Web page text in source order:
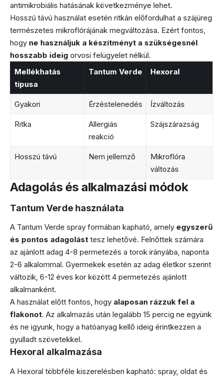
antimikrobiális hatásának következménye lehet.
Hosszú távú használat esetén ritkán előfordulhat a szájüreg
természetes mikroflórájának megváltozása. Ezért fontos,
hogy ne használjuk a készítményt a szükségesnél
hosszabb ideig orvosi felügyelet nélkül.
Mellékhatás
típusa
Tantum Verde Hexoral
Gyakori Érzéstelenedés Ízváltozás
Ritka
Allergiás
reakció
Szájszárazság
Hosszú távú Nem jellemző
Mikroflóra
változás
Adagolás és alkalmazási módok
Tantum Verde használata
A Tantum Verde spray formában kapható, amely egyszerű
és pontos adagolást tesz lehetővé. Felnőttek számára
az ajánlott adag 4-8 permetezés a torok irányába, naponta
2-6 alkalommal. Gyermekek esetén az adag életkor szerint
változik, 6-12 éves kor között 4 permetezés ajánlott
alkalmanként.
A használat előtt fontos, hogy alaposan rázzuk fel a
flakonot. Az alkalmazás után legalább 15 percig ne együnk
és ne igyunk, hogy a hatóanyag kellő ideig érintkezzen a
gyulladt szövetekkel.
Hexoral alkalmazása
A Hexoral többféle kiszerelésben kapható: spray, oldat és